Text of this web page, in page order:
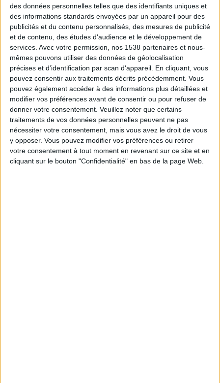
des données personnelles telles que des identifiants uniques et
des informations standards envoyées par un appareil pour des
publicités et du contenu personnalisés, des mesures de publicité
et de contenu, des études d'audience et le développement de
services. Avec votre permission, nos 1538 partenaires et nous-
mêmes pouvons utiliser des données de géolocalisation
précises et d’identification par scan d'appareil. En cliquant, vous
pouvez consentir aux traitements décrits précédemment. Vous
pouvez également accéder à des informations plus détaillées et
modifier vos préférences avant de consentir ou pour refuser de
donner votre consentement. Veuillez noter que certains
traitements de vos données personnelles peuvent ne pas
nécessiter votre consentement, mais vous avez le droit de vous
y opposer. Vous pouvez modifier vos préférences ou retirer
votre consentement à tout moment en revenant sur ce site et en
cliquant sur le bouton "Confidentialité" en bas de la page Web.
La charcuterie, est-ce vraiment raisonnable ?